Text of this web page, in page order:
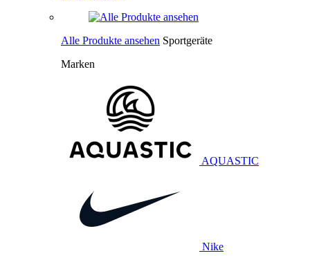
Alle Produkte ansehen Sportgeräte
Marken
AQUASTIC
Nike